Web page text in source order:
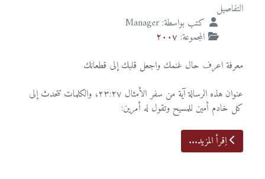
التفاصيل
كتب بواسطة: Manager
المجموعة: ٢٠٠٧
معرفة اعرف حال غنمك واجعل قلبك إلى قطعانك
عنوان هذه الرسالة آية من سفر الأمثال ٢٣:٢٧، والكلمات تتحدث إلى
كل خادم أمين للمسيح وتقول له أمرين:
اِقرأ المزيد...